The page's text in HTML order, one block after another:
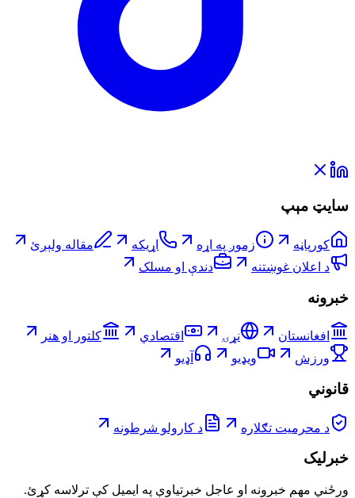
سایټ مېپ
کورپاڼه زموږ په اړه اړیکه
مقاله ولېږئ
د اعلان غوښتنه
دندې او مسلک
خبرونه
افغانستان نړۍ اقتصادي
کلتور او هنر
ورزش
ویډیو آډیو
قانوني
د محرمیت تګلاره د کارولو شرطونه
خبرلیک
ورځني مهم خبرونه او عاجل خبرتیاوې په ایمیل کې ترلاسه کړئ.